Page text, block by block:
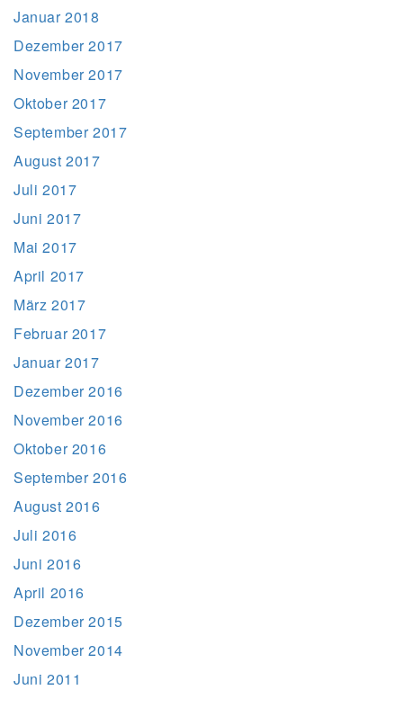
Januar 2018
Dezember 2017
November 2017
Oktober 2017
September 2017
August 2017
Juli 2017
Juni 2017
Mai 2017
April 2017
März 2017
Februar 2017
Januar 2017
Dezember 2016
November 2016
Oktober 2016
September 2016
August 2016
Juli 2016
Juni 2016
April 2016
Dezember 2015
November 2014
Juni 2011